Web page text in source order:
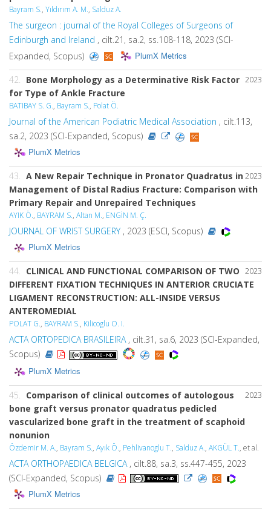
Bayram S., Yıldırım A. M., Salduz A.
The surgeon : journal of the Royal Colleges of Surgeons of
Edinburgh and Ireland , cilt.21, sa.2, ss.108-118, 2023 (SCI-
Expanded, Scopus)
PlumX Metrics
2023
42.
Bone Morphology as a Determinative Risk Factor
for Type of Ankle Fracture
BATIBAY S. G., Bayram S., Polat Ö.
Journal of the American Podiatric Medical Association , cilt.113,
sa.2, 2023 (SCI-Expanded, Scopus)
PlumX Metrics
2023
43.
A New Repair Technique in Pronator Quadratus in
Management of Distal Radius Fracture: Comparison with
Primary Repair and Unrepaired Techniques
AYIK Ö., BAYRAM S., Altan M., ENGİN M. Ç.
JOURNAL OF WRIST SURGERY , 2023 (ESCI, Scopus)
PlumX Metrics
2023
44.
CLINICAL AND FUNCTIONAL COMPARISON OF TWO
DIFFERENT FIXATION TECHNIQUES IN ANTERIOR CRUCIATE
LIGAMENT RECONSTRUCTION: ALL-INSIDE VERSUS
ANTEROMEDIAL
POLAT G., BAYRAM S., Kilicoglu O. I.
ACTA ORTOPEDICA BRASILEIRA , cilt.31, sa.6, 2023 (SCI-Expanded,
Scopus)
PlumX Metrics
2023
45.
Comparison of clinical outcomes of autologous
bone graft versus pronator quadratus pedicled
vascularized bone graft in the treatment of scaphoid
nonunion
Özdemir M. A., Bayram S., Ayık Ö., Pehlivanoglu T., Salduz A., AKGÜL T., et al.
ACTA ORTHOPAEDICA BELGICA , cilt.88, sa.3, ss.447-455, 2023
(SCI-Expanded, Scopus)
PlumX Metrics